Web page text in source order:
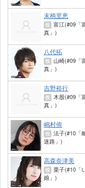
末柄里恵
役 富江(#09「
真」)
八代拓
役
山崎(#09「
真」)
吉野裕行
役 木股(#09「
真」)
嶋村侑
役 法子(#10「
迷路」)
高森奈津美
役 栗子(#10「
娘」)